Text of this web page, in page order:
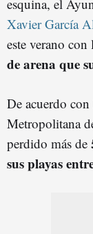
esquina, el
Xavier García
este verano
de arena que
De acuerdo
Metropolitana
perdido más de
sus playas